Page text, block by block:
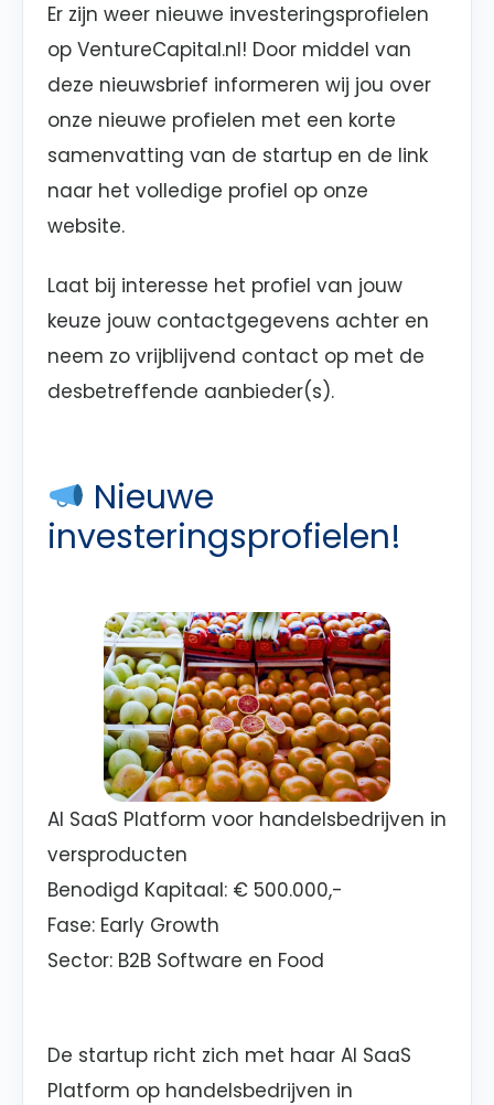
Er zijn weer nieuwe investeringsprofielen
op VentureCapital.nl! Door middel van
deze nieuwsbrief informeren wij jou over
onze nieuwe profielen met een korte
samenvatting van de startup en de link
naar het volledige profiel op onze
website.
Laat bij interesse het profiel van jouw
keuze jouw contactgegevens achter en
neem zo vrijblijvend contact op met de
desbetreffende aanbieder(s).
Nieuwe
investeringsprofielen!
AI SaaS Platform voor handelsbedrijven in
versproducten
Benodigd Kapitaal: € 500.000,-
Fase: Early Growth
Sector: B2B Software en Food
De startup richt zich met haar AI SaaS
Platform op handelsbedrijven in